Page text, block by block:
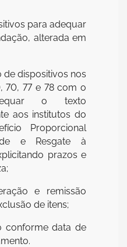
para adequar
alterada em
dispositivos nos
70, 77 e 78 com o
o texto
aos institutos do
Proporcional
e Resgate à
prazos e
e remissão
de itens;
conforme data de